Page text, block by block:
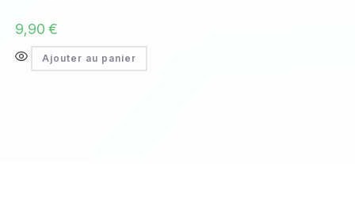
9,90 €
Ajouter au panier